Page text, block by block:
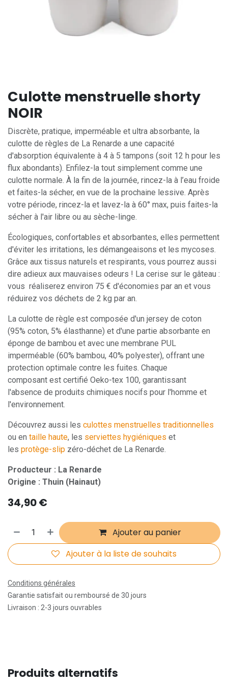
Culotte menstruelle shorty
NOIR
Discrète, pratique, imperméable et ultra absorbante, la
culotte de règles de La Renarde a une capacité
d'absorption équivalente à 4 à 5 tampons (soit 12 h pour les
flux abondants). Enfilez-la tout simplement comme une
culotte normale. À la fin de la journée, rincez-la à l’eau froide
et faites-la sécher, en vue de la prochaine lessive. Après
votre période, rincez-la et lavez-la à 60° max, puis faites-la
sécher à l'air libre ou au sèche-linge.
Écologiques, confortables et absorbantes, elles permettent
d'éviter les irritations, les démangeaisons et les mycoses.
Grâce aux tissus naturels et respirants, vous pourrez aussi
dire adieux aux mauvaises odeurs ! La cerise sur le gâteau :
vous réaliserez environ 75 € d'économies par an et vous
réduirez vos déchets de 2 kg par an.
La culotte de règle est composée d'un jersey de coton
(95% coton, 5% élasthanne) et d'une partie absorbante en
éponge de bambou et avec une membrane PUL
imperméable (60% bambou, 40% polyester), offrant une
protection optimale contre les fuites. Chaque
composant est certifié Oeko-tex 100, garantissant
l'absence de produits chimiques nocifs pour l'homme et
l'environnement.
Découvrez aussi les culottes menstruelles traditionnelles
ou en taille haute, les serviettes hygiéniques et
les protège-slip zéro-déchet de La Renarde.
Producteur : La Renarde
Origine : Thuin (Hainaut)
34,90€
Ajouter au panier
Ajouter à la liste de souhaits
Conditions générales
Garantie satisfait ou remboursé de 30 jours
Livraison : 2-3 jours ouvrables
Produits alternatifs